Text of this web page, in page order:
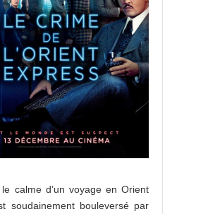
calme d’un voyage en Orient
soudainement bouleversé par